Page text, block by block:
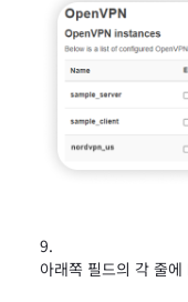
아래쪽 필드의 각 줄